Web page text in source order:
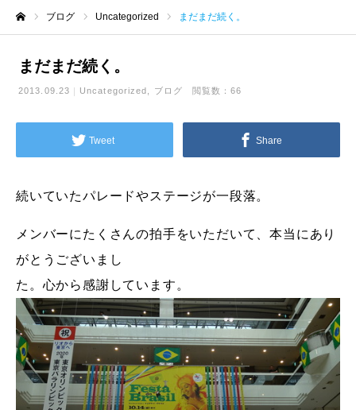
ブログ Uncategorized まだまだ続く。
まだまだ続く。
2013.09.23 Uncategorized ブログ 閲覧数：66
Tweet Share
続いていたパレードやステージが一段落。
メンバーにたくさんの拍手をいただいて、本当にあり
がとうございまし
た。心から感謝しています。